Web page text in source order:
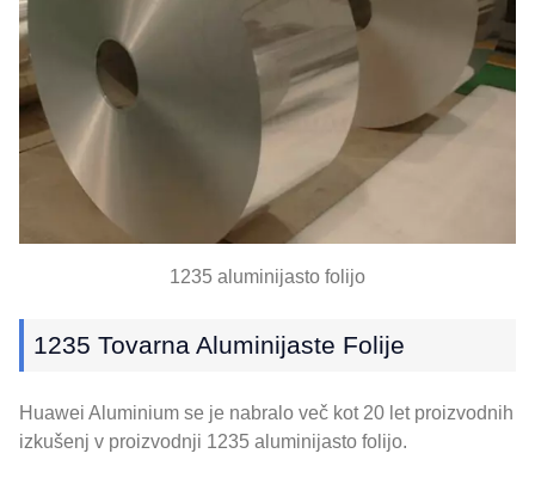
1235 aluminijasto folijo
1235 Tovarna Aluminijaste Folije
Huawei Aluminium se je nabralo več kot 20 let proizvodnih
izkušenj v proizvodnji 1235 aluminijasto folijo.